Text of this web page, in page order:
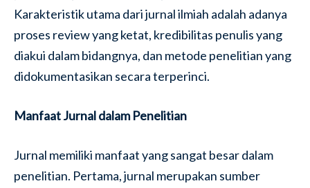
Karakteristik utama dari jurnal ilmiah adalah adanya
proses review yang ketat, kredibilitas penulis yang
diakui dalam bidangnya, dan metode penelitian yang
didokumentasikan secara terperinci.
Manfaat Jurnal dalam Penelitian
Jurnal memiliki manfaat yang sangat besar dalam
penelitian. Pertama, jurnal merupakan sumber